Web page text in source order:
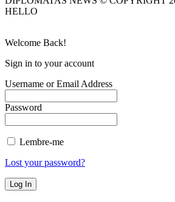
HELLO
Welcome Back!
Sign in to your account
Username or Email Address
Password
Lembre-me
Lost your password?